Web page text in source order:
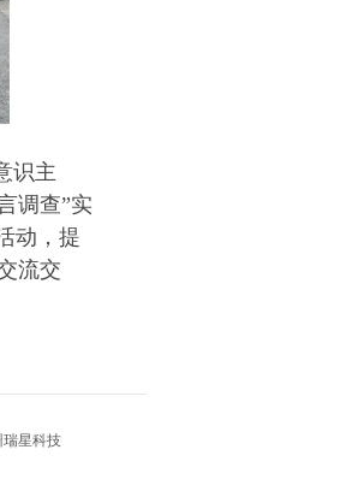
识主
调查”实
动，提
流交
瑞星科技